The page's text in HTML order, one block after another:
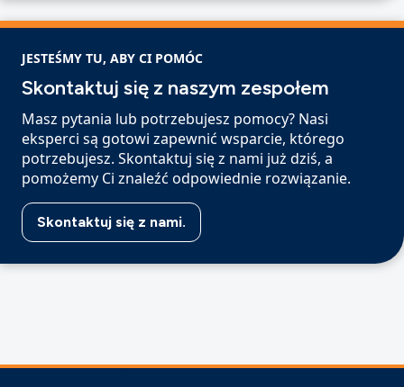
JESTEŚMY TU, ABY CI POMÓC
Skontaktuj się z naszym zespołem
Masz pytania lub potrzebujesz pomocy? Nasi
eksperci są gotowi zapewnić wsparcie, którego
potrzebujesz. Skontaktuj się z nami już dziś, a
pomożemy Ci znaleźć odpowiednie rozwiązanie.
Skontaktuj się z nami.